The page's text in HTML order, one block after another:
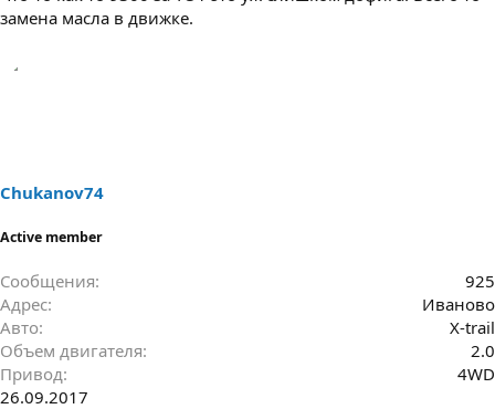
замена масла в движке.
Chukanov74
Active member
Сообщения
925
Адрес
Иваново
Авто
X-trail
Объем двигателя
2.0
Привод
4WD
26.09.2017